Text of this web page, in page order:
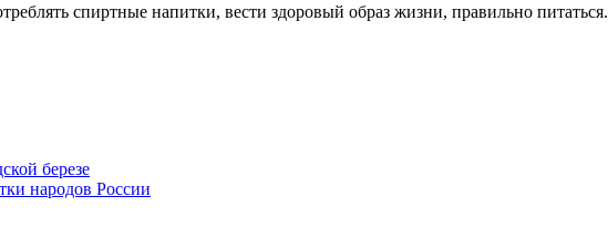
спиртные напитки, вести здоровый образ жизни, правильно питаться.
березе
народов России